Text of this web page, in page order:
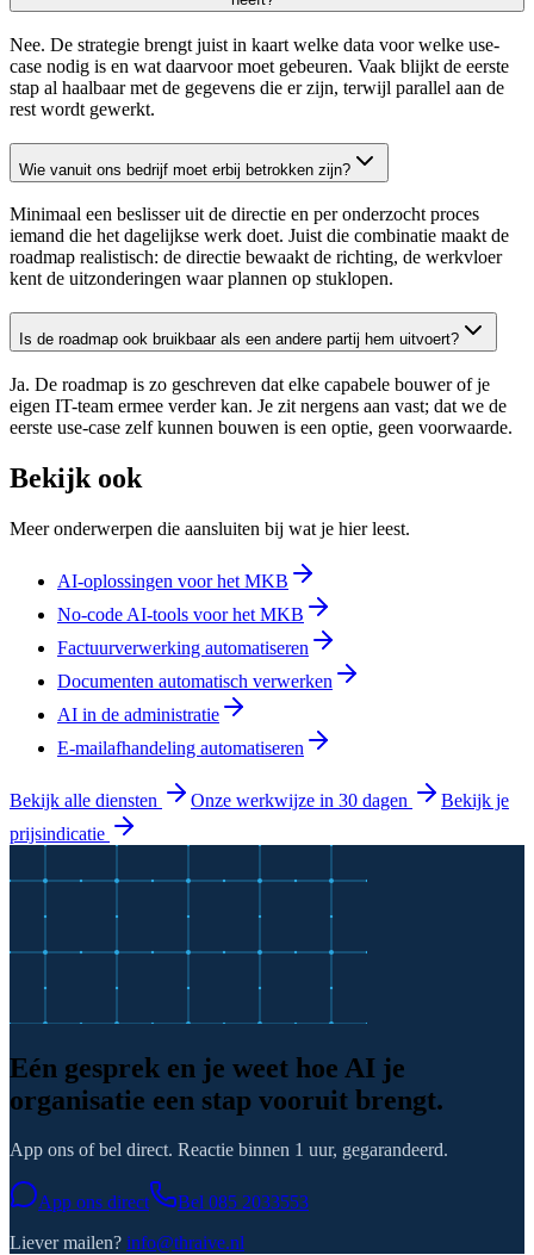
Nee. De strategie brengt juist in kaart welke data voor welke use-
case nodig is en wat daarvoor moet gebeuren. Vaak blijkt de eerste
stap al haalbaar met de gegevens die er zijn, terwijl parallel aan de
rest wordt gewerkt.
Wie vanuit ons bedrijf moet erbij betrokken zijn?
Minimaal een beslisser uit de directie en per onderzocht proces
iemand die het dagelijkse werk doet. Juist die combinatie maakt de
roadmap realistisch: de directie bewaakt de richting, de werkvloer
kent de uitzonderingen waar plannen op stuklopen.
Is de roadmap ook bruikbaar als een andere partij hem uitvoert?
Ja. De roadmap is zo geschreven dat elke capabele bouwer of je
eigen IT-team ermee verder kan. Je zit nergens aan vast; dat we de
eerste use-case zelf kunnen bouwen is een optie, geen voorwaarde.
Bekijk ook
Meer onderwerpen die aansluiten bij wat je hier leest.
AI-oplossingen voor het MKB
No-code AI-tools voor het MKB
Factuurverwerking automatiseren
Documenten automatisch verwerken
AI in de administratie
E-mailafhandeling automatiseren
Bekijk alle diensten Onze werkwijze in 30 dagen
Bekijk je
prijsindicatie
Eén gesprek en je weet hoe AI je
organisatie een stap vooruit brengt.
App ons of bel direct. Reactie binnen 1 uur, gegarandeerd.
App ons direct Bel 085 2033553
Liever mailen? info@thraive.nl